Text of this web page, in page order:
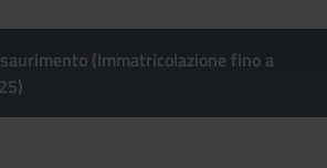
(Immatricolazione fino a